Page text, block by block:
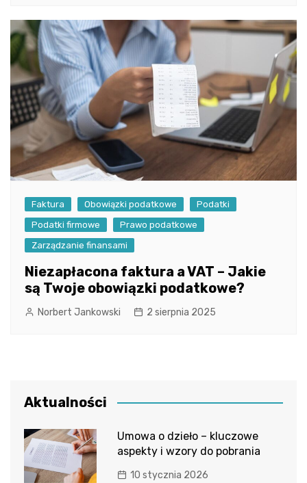
Faktura Obowiązki podatkowe
Podatki
Podatki firmowe
Prawo podatkowe
Zarządzanie finansami
Niezapłacona faktura a VAT – Jakie
są Twoje obowiązki podatkowe?
Norbert Jankowski 2 sierpnia 2025
Aktualności
Umowa o dzieło – kluczowe
aspekty i wzory do pobrania
10 stycznia 2026